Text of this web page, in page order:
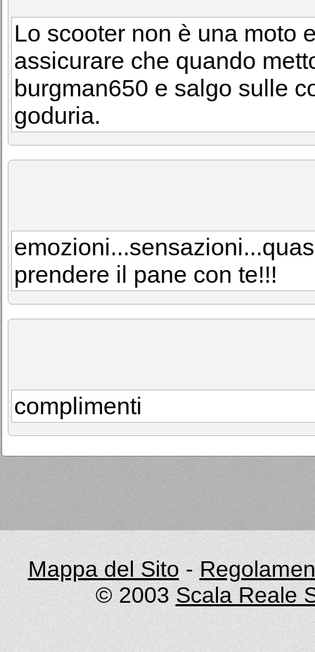
Lo scooter non è una moto
assicurare che quando
burgman650 e salgo sulle
goduria.
prendere il pane con te!!!
complimenti
Mappa del Sito -
© 2003 Scala Reale